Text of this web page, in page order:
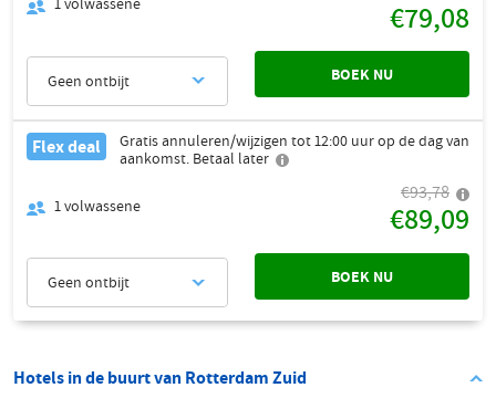
€79,08
Geen ontbijt BOEK NU
Flex deal
Gratis annuleren/wijzigen tot 12:00 uur op de dag van
aankomst. Betaal later
1volwassene
€93,78
€89,09
Geen ontbijt BOEK NU
Hotels in de buurt van Rotterdam Zuid